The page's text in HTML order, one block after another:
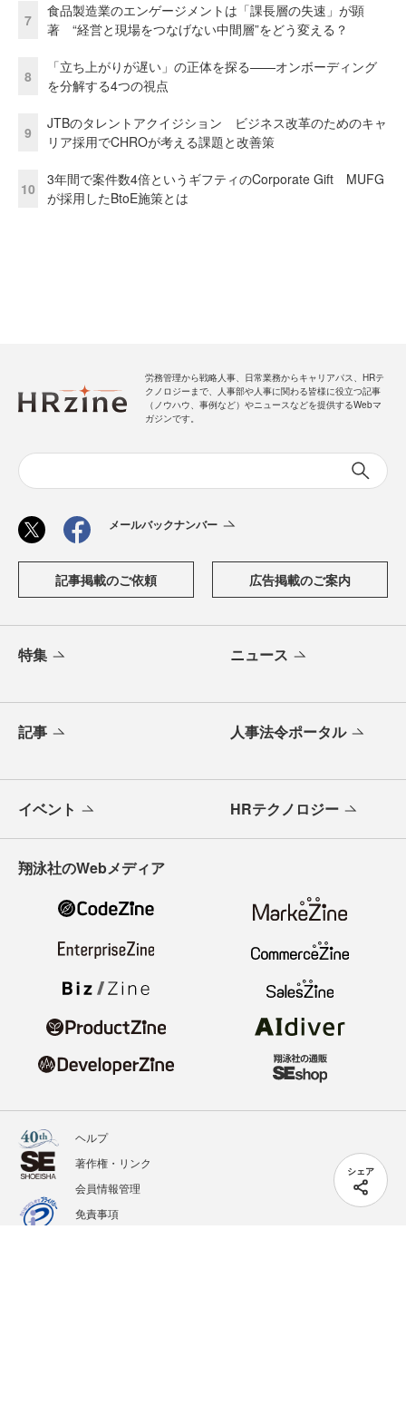
シェア
7
食品製造業のエンゲージメントは「課長層の失速」が顕
著 “経営と現場をつなげない中間層”をどう変える？
8
「立ち上がりが遅い」の正体を探る——オンボーディング
を分解する4つの視点
9
JTBのタレントアクイジション ビジネス改革のためのキャ
リア採用でCHROが考える課題と改善策
10
3年間で案件数4倍というギフティのCorporate Gift MUFG
が採用したBtoE施策とは
労務管理から戦略人事、日常業務からキャリアパス、HRテ
クノロジーまで、人事部や人事に関わる皆様に役立つ記事
（ノウハウ、事例など）やニュースなどを提供するWebマ
ガジンです。
メールバックナンバー
記事掲載のご依頼 広告掲載のご案内
特集 ニュース
記事 人事法令ポータル
イベント HRテクノロジー
翔泳社のWebメディア
ヘルプ
著作権・リンク
会員情報管理
免責事項